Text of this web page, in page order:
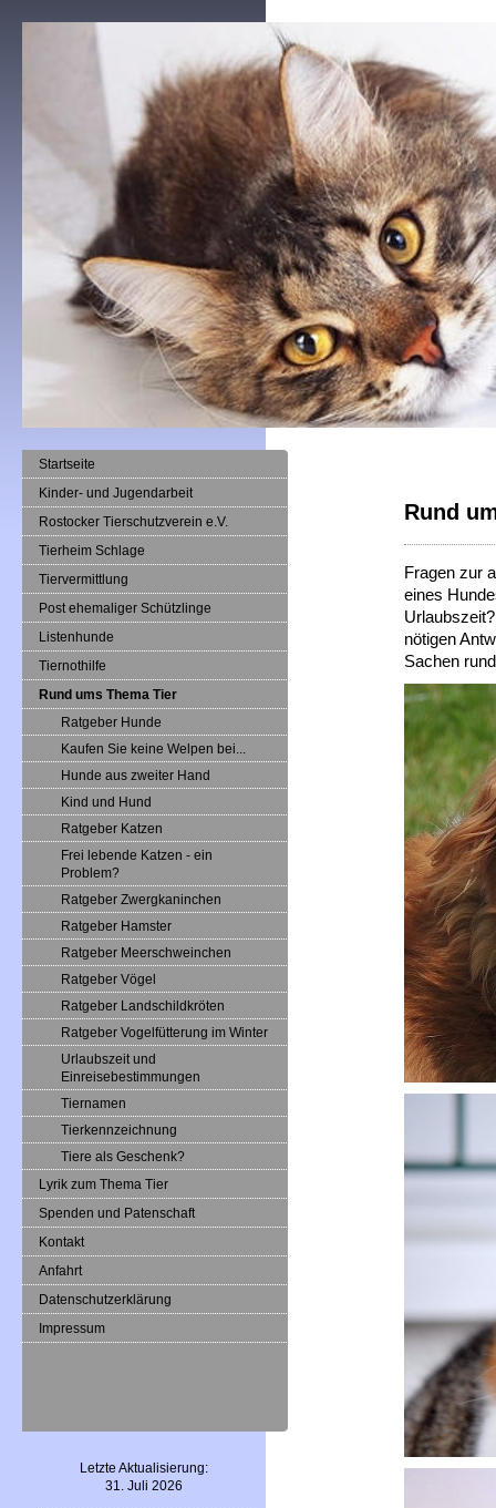
Rund
Fragen zur
eines
nötigen
Sachen
Startseite
Kinder- und Jugendarbeit
Rostocker Tierschutzverein e.V.
Tierheim Schlage
Tiervermittlung
Post ehemaliger Schützlinge
Listenhunde
Tiernothilfe
Rund ums Thema Tier
Ratgeber Hunde
Kaufen Sie keine Welpen bei...
Hunde aus zweiter Hand
Kind und Hund
Ratgeber Katzen
Frei lebende Katzen - ein
Problem?
Ratgeber Zwergkaninchen
Ratgeber Hamster
Ratgeber Meerschweinchen
Ratgeber Vögel
Ratgeber Landschildkröten
Ratgeber Vogelfütterung im Winter
Urlaubszeit und
Einreisebestimmungen
Tiernamen
Tierkennzeichnung
Tiere als Geschenk?
Lyrik zum Thema Tier
Spenden und Patenschaft
Kontakt
Anfahrt
Datenschutzerklärung
Impressum
Letzte Aktualisierung:
31. Juli 2026